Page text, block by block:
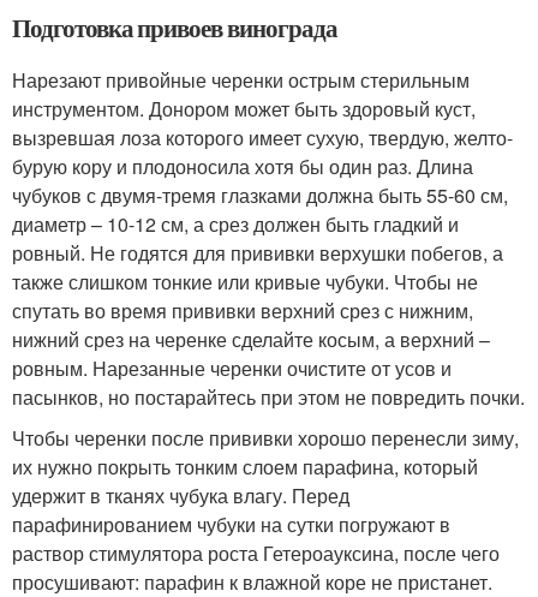
Подготовка привоев винограда
Нарезают привойные черенки острым стерильным
инструментом. Донором может быть здоровый куст,
вызревшая лоза которого имеет сухую, твердую, желто-
бурую кору и плодоносила хотя бы один раз. Длина
чубуков с двумя-тремя глазками должна быть 55-60 см,
диаметр – 10-12 см, а срез должен быть гладкий и
ровный. Не годятся для прививки верхушки побегов, а
также слишком тонкие или кривые чубуки. Чтобы не
спутать во время прививки верхний срез с нижним,
нижний срез на черенке сделайте косым, а верхний –
ровным. Нарезанные черенки очистите от усов и
пасынков, но постарайтесь при этом не повредить почки.
Чтобы черенки после прививки хорошо перенесли зиму,
их нужно покрыть тонким слоем парафина, который
удержит в тканях чубука влагу. Перед
парафинированием чубуки на сутки погружают в
раствор стимулятора роста Гетероауксина, после чего
просушивают: парафин к влажной коре не пристанет.